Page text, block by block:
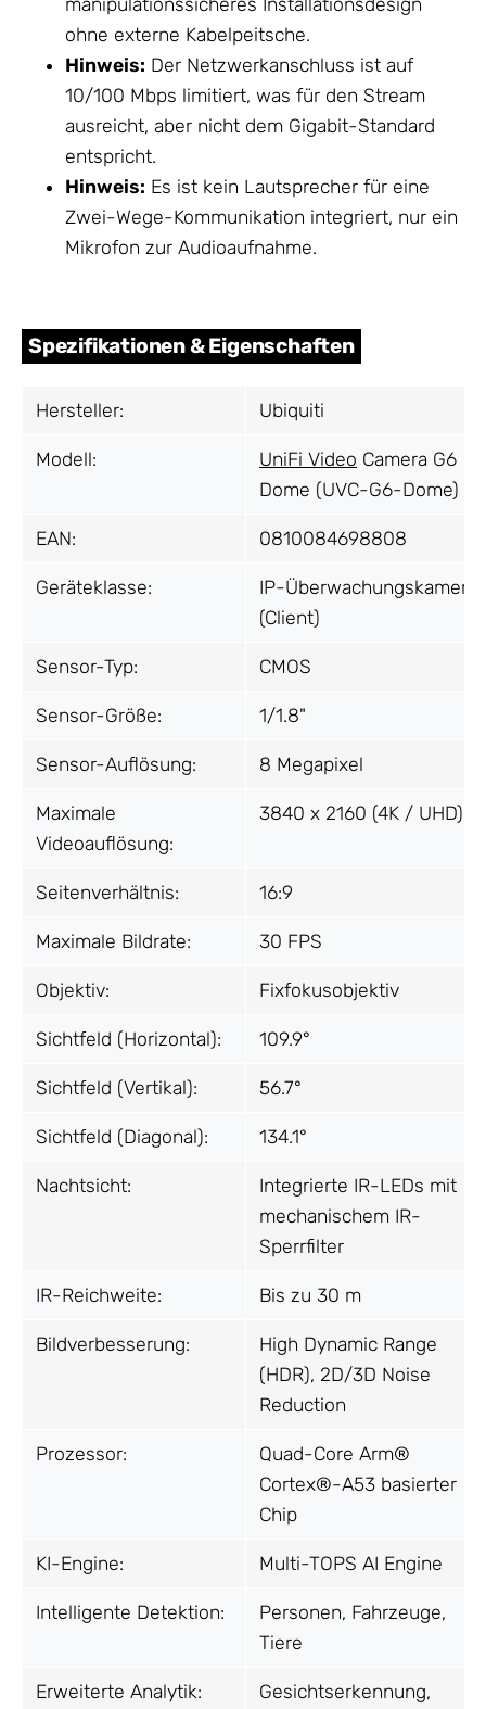
manipulationssicheres Installationsdesign
ohne externe Kabelpeitsche.
Hinweis: Der Netzwerkanschluss ist auf
10/100 Mbps limitiert, was für den Stream
ausreicht, aber nicht dem Gigabit-Standard
entspricht.
Hinweis: Es ist kein Lautsprecher für eine
Zwei-Wege-Kommunikation integriert, nur ein
Mikrofon zur Audioaufnahme.
Spezifikationen & Eigenschaften
Hersteller: Ubiquiti
Modell: UniFi Video Camera G6
Dome (UVC-G6-Dome)
EAN: 0810084698808
Geräteklasse:
IP-Überwachungskamera
(Client)
Sensor-Typ: CMOS
Sensor-Größe: 1/1.8"
Sensor-Auflösung: 8 Megapixel
Maximale
Videoauflösung:
3840 x 2160 (4K / UHD)
Seitenverhältnis: 16:9
Maximale Bildrate: 30 FPS
Objektiv: Fixfokusobjektiv
Sichtfeld (Horizontal): 109.9°
Sichtfeld (Vertikal): 56.7°
Sichtfeld (Diagonal): 134.1°
Nachtsicht:
Integrierte IR-LEDs mit
mechanischem IR-
Sperrfilter
IR-Reichweite: Bis zu 30 m
Bildverbesserung:
High Dynamic Range
(HDR), 2D/3D Noise
Reduction
Prozessor:
Quad-Core Arm®
Cortex®-A53 basierter
Chip
KI-Engine: Multi-TOPS AI Engine
Intelligente Detektion:
Personen, Fahrzeuge,
Tiere
Erweiterte Analytik:
Gesichtserkennung,